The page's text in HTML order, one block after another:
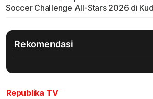
Soccer Challenge All-Stars 2026 di
Rekomendasi
Republika TV